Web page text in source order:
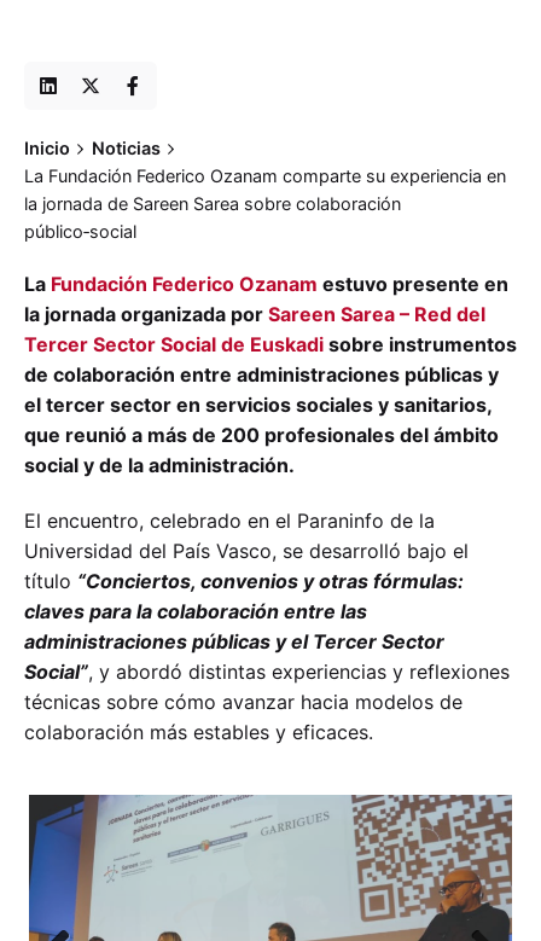
Inicio
Noticias
La Fundación Federico Ozanam comparte su experiencia en
la jornada de Sareen Sarea sobre colaboración
público‑social
La Fundación Federico Ozanam estuvo presente en
la jornada organizada por Sareen Sarea – Red del
Tercer Sector Social de Euskadi sobre instrumentos
de colaboración entre administraciones públicas y
el tercer sector en servicios sociales y sanitarios,
que reunió a más de 200 profesionales del ámbito
social y de la administración.
El encuentro, celebrado en el Paraninfo de la
Universidad del País Vasco, se desarrolló bajo el
título “Conciertos, convenios y otras fórmulas:
claves para la colaboración entre las
administraciones públicas y el Tercer Sector
Social”, y abordó distintas experiencias y reflexiones
técnicas sobre cómo avanzar hacia modelos de
colaboración más estables y eficaces.